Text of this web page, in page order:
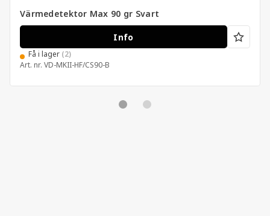
Värmedetektor Max 90 gr Svart
Info
Få i lager (2)
Art. nr. VD-MKII-HF/CS90-B